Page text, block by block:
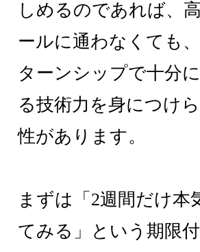
しめるのであれば、
ールに通わなくても
ターンシップで十分
る技術力を身につけ
性があります。
まずは「2週間だけ本
てみる」という期限